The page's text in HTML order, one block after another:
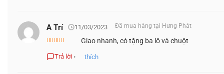
A Trí 11/03/2023 Đã mua hàng tại Hưng Phát
hạng55 sao
Giao nhanh, có tặng ba lô và chuột
Trả lời • thích